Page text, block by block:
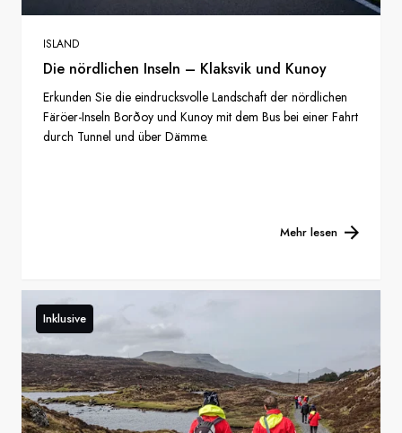
ISLAND
Die nördlichen Inseln – Klaksvik und Kunoy
Erkunden Sie die eindrucksvolle Landschaft der nördlichen
Färöer-Inseln Borðoy und Kunoy mit dem Bus bei einer Fahrt
durch Tunnel und über Dämme.
Mehr lesen
Inklusive